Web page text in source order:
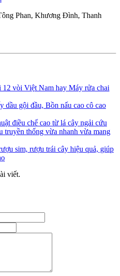
Phan, Khương Đình, Thanh
12 vòi Việt Nam hay Máy rửa chai
dầu gội đầu, Bồn nấu cao cô cao
điều chế cao từ lá cây ngải cứu
truyền thống vừa nhanh vừa mang
sim, rượu trái cây hiệu quả, giúp
viết.